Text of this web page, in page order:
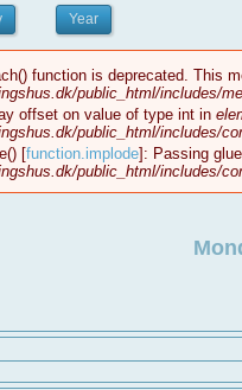
(active tab)Year
function is deprecated. This
public_html/includes/
offset on value of type int in
public_html/includes/
[function.implode]: Passing
public_html/includes/